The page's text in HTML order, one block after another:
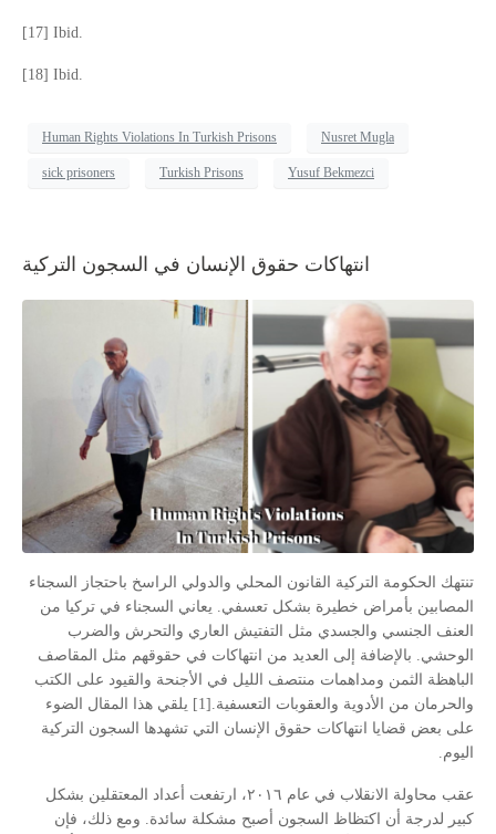
[17] Ibid.
[18] Ibid.
Human Rights Violations In Turkish Prisons Nusret Mugla
sick prisoners Turkish Prisons Yusuf Bekmezci
انتهاكات حقوق الإنسان في السجون التركية
تنتهك الحكومة التركية القانون المحلي والدولي الراسخ باحتجاز السجناء
المصابين بأمراض خطيرة بشكل تعسفي. يعاني السجناء في تركيا من
العنف الجنسي والجسدي مثل التفتيش العاري والتحرش والضرب
الوحشي. بالإضافة إلى العديد من انتهاكات في حقوقهم مثل المقاصف
الباهظة الثمن ومداهمات منتصف الليل في الأجنحة والقيود على الكتب
والحرمان من الأدوية والعقوبات التعسفية.[1] يلقي هذا المقال الضوء
على بعض قضايا انتهاكات حقوق الإنسان التي تشهدها السجون التركية
اليوم.
عقب محاولة الانقلاب في عام ٢٠١٦، ارتفعت أعداد المعتقلين بشكل
كبير لدرجة أن اكتظاظ السجون أصبح مشكلة سائدة. ومع ذلك، فإن